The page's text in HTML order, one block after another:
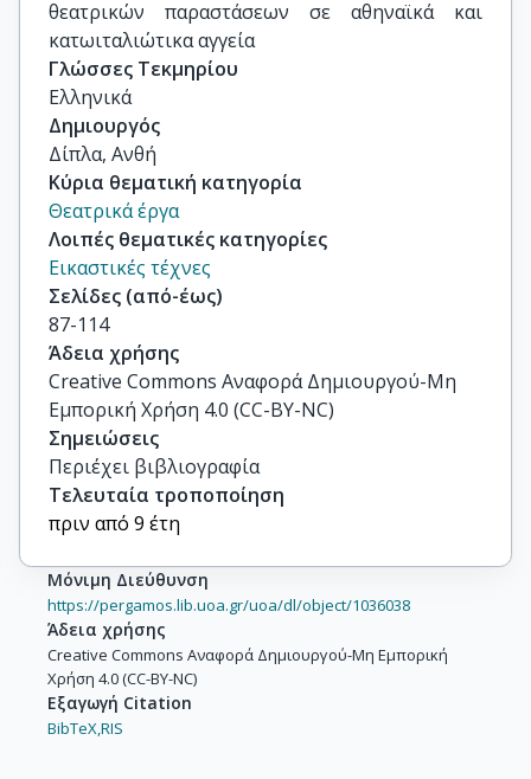
θεατρικών παραστάσεων σε αθηναϊκά και
κατωιταλιώτικα αγγεία
Γλώσσες Τεκμηρίου
Ελληνικά
Δημιουργός
Δίπλα, Ανθή
Κύρια θεματική κατηγορία
Θεατρικά έργα
Λοιπές θεματικές κατηγορίες
Εικαστικές τέχνες
Σελίδες (από-έως)
87-114
Άδεια χρήσης
Creative Commons Αναφορά Δημιουργού-Μη
Εμπορική Χρήση 4.0 (CC-BY-NC)
Σημειώσεις
Περιέχει βιβλιογραφία
Τελευταία τροποποίηση
πριν από 9 έτη
Μόνιμη Διεύθυνση
https://pergamos.lib.uoa.gr/uoa/dl/object/1036038
Άδεια χρήσης
Creative Commons Αναφορά Δημιουργού-Μη Εμπορική
Χρήση 4.0 (CC-BY-NC)
Εξαγωγή Citation
BibTeX,RIS